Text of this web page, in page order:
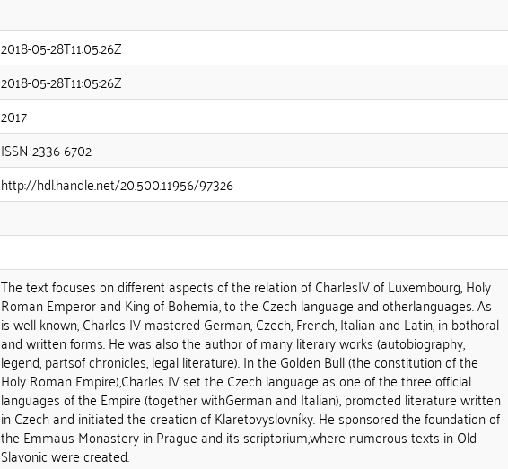
2018-05-28T11:05:26Z
2018-05-28T11:05:26Z
2017
ISSN 2336-6702
http://hdl.handle.net/20.500.11956/97326
The text focuses on different aspects of the relation of CharlesIV of Luxembourg, Holy
Roman Emperor and King of Bohemia, to the Czech language and otherlanguages. As
is well known, Charles IV mastered German, Czech, French, Italian and Latin, in bothoral
and written forms. He was also the author of many literary works (autobiography,
legend, partsof chronicles, legal literature). In the Golden Bull (the constitution of the
Holy Roman Empire),Charles IV set the Czech language as one of the three official
languages of the Empire (together withGerman and Italian), promoted literature written
in Czech and initiated the creation of Klaretovyslovníky. He sponsored the foundation of
the Emmaus Monastery in Prague and its scriptorium,where numerous texts in Old
Slavonic were created.